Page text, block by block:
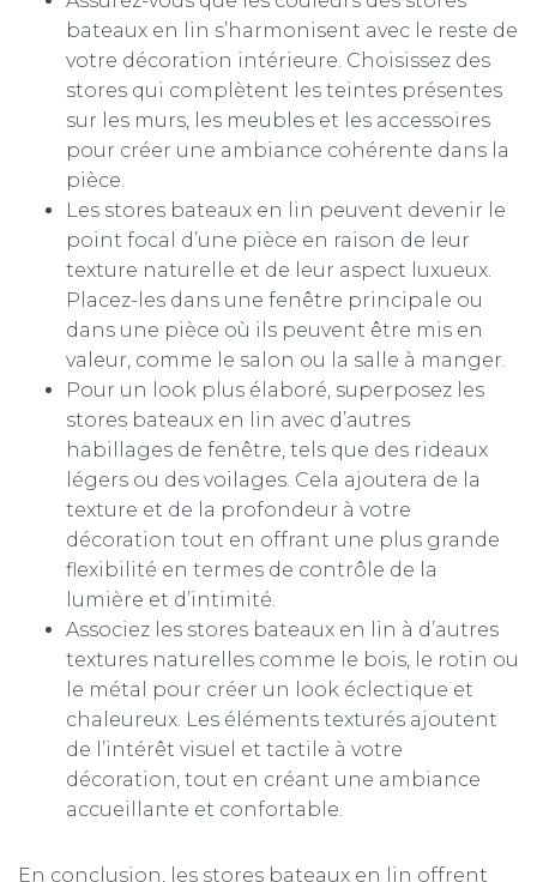
bateaux en lin s’harmonisent avec le reste de
votre décoration intérieure. Choisissez des
stores qui complètent les teintes présentes
sur les murs, les meubles et les accessoires
pour créer une ambiance cohérente dans la
pièce.
Les stores bateaux en lin peuvent devenir le
point focal d’une pièce en raison de leur
texture naturelle et de leur aspect luxueux.
Placez-les dans une fenêtre principale ou
dans une pièce où ils peuvent être mis en
valeur, comme le salon ou la salle à manger.
Pour un look plus élaboré, superposez les
stores bateaux en lin avec d’autres
habillages de fenêtre, tels que des rideaux
légers ou des voilages. Cela ajoutera de la
texture et de la profondeur à votre
décoration tout en offrant une plus grande
flexibilité en termes de contrôle de la
lumière et d’intimité.
Associez les stores bateaux en lin à d’autres
textures naturelles comme le bois, le rotin ou
le métal pour créer un look éclectique et
chaleureux. Les éléments texturés ajoutent
de l’intérêt visuel et tactile à votre
décoration, tout en créant une ambiance
accueillante et confortable.
En conclusion, les stores bateaux en lin offrent